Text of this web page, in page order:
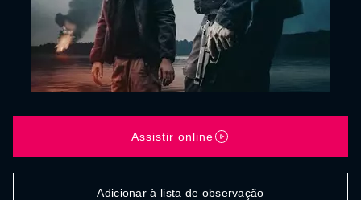
Assistir online
Adicionar à lista de observação